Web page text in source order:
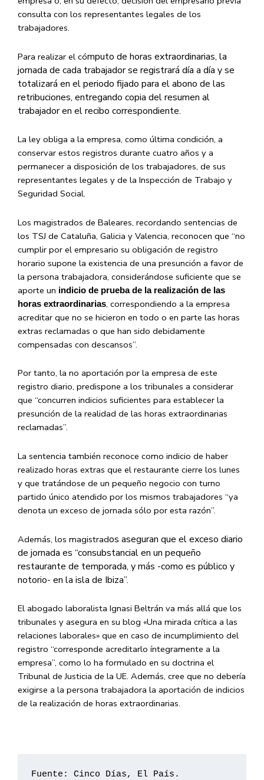
consulta con los representantes legales de los
trabajadores.
Para realizar el cómputo de horas extraordinarias, la
jornada de cada trabajador se registrará día a día y se
totalizará en el periodo fijado para el abono de las
retribuciones, entregando copia del resumen al
trabajador en el recibo correspondiente.
La ley obliga a la empresa, como última condición, a
conservar estos registros durante cuatro años y a
permanecer a disposición de los trabajadores, de sus
representantes legales y de la Inspección de Trabajo y
Seguridad Social.
Los magistrados de Baleares, recordando sentencias de
los TSJ de Cataluña, Galicia y Valencia, reconocen que “no
cumplir por el empresario su obligación de registro
horario supone la existencia de una presunción a favor de
la persona trabajadora, considerándose suficiente que se
aporte un indicio de prueba de la realización de las
horas extraordinarias, correspondiendo a la empresa
acreditar que no se hicieron en todo o en parte las horas
extras reclamadas o que han sido debidamente
compensadas con descansos”.
Por tanto, la no aportación por la empresa de este
registro diario, predispone a los tribunales a considerar
que “concurren indicios suficientes para establecer la
presunción de la realidad de las horas extraordinarias
reclamadas”.
La sentencia también reconoce como indicio de haber
realizado horas extras que el restaurante cierre los lunes
y que tratándose de un pequeño negocio con turno
partido único atendido por los mismos trabajadores “ya
denota un exceso de jornada sólo por esta razón”.
Además, los magistrados aseguran que el exceso diario
de jornada es “consubstancial en un pequeño
restaurante de temporada, y más -como es público y
notorio- en la isla de Ibiza”.
El abogado laboralista Ignasi Beltrán va más allá que los
tribunales y asegura en su blog «Una mirada crítica a las
relaciones laborales» que en caso de incumplimiento del
registro “corresponde acreditarlo íntegramente a la
empresa”, como lo ha formulado en su doctrina el
Tribunal de Justicia de la UE. Además, cree que no debería
exigirse a la persona trabajadora la aportación de indicios
de la realización de horas extraordinarias.
Fuente: Cinco Días, El País.